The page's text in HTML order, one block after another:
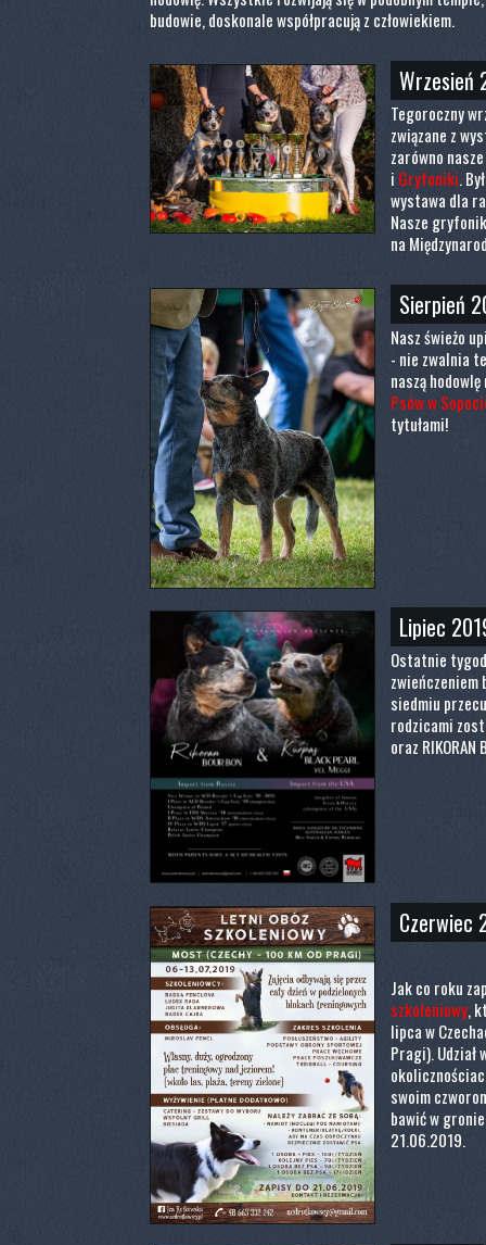
budowie, doskonale współpracują z człowiekiem.
Wrzesień
Tegoroczny
związane z
zarówno
i Gryfoniki.
wystawa dla
Nasze
na
Sierpień
Nasz świeżo
- nie zwalnia
naszą
Psów w
tytułami!
Lipiec
Ostatnie
zwieńczeniem
siedmiu
rodzicami
oraz RIKORAN
Czerwiec
Jak co roku
szkoleniowy,
lipca w
Pragi). Udział
swoim
bawić w
21.06.2019.